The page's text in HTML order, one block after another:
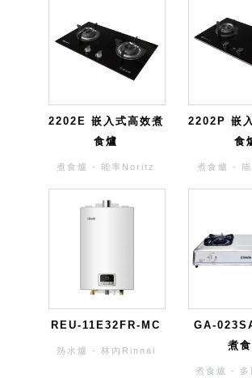
2202E 嵌入式高效煮
食爐
煮食爐 - 能率Noritz
2202P 嵌
食
煮食爐 -
REU-11E32FR-MC
熱水爐 - 林內Rinnai
GA-
煮
煮食爐 - 多